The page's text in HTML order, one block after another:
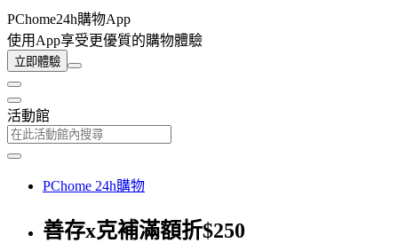
PChome24h購物App
使用App享受更優質的購物體驗
立即體驗
活動館
PChome 24h購物
善存x克補滿額折$250